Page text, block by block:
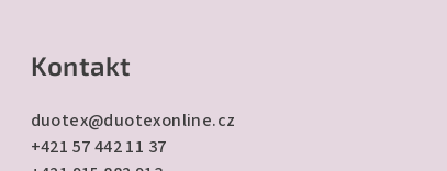
Kontakt
duotex@duotexonline.cz
+421 57 442 11 37